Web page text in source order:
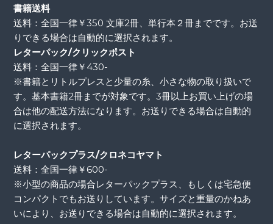
書籍送料
送料：全国一律￥350 文庫2冊、単行本２冊までです。お送
りできる場合は自動的に選択されます。
レターパック/クリックポスト
送料：全国一律￥430-
※書籍とリトルプレスと少量の糸、小さな物の取り扱いで
す。基本書籍2冊までが対象です。3冊以上お買い上げの場
合は他の配送方法になります。お送りできる場合は自動的
に選択されます。
レターパックプラス/クロネコヤマト
送料：全国一律￥600-
※小型の商品の場合レターパックプラス、もしくは宅急便
コンパクトでもお送りしています。サイズと重量のかねあ
いにより、お送りできる場合は自動的に選択されます。